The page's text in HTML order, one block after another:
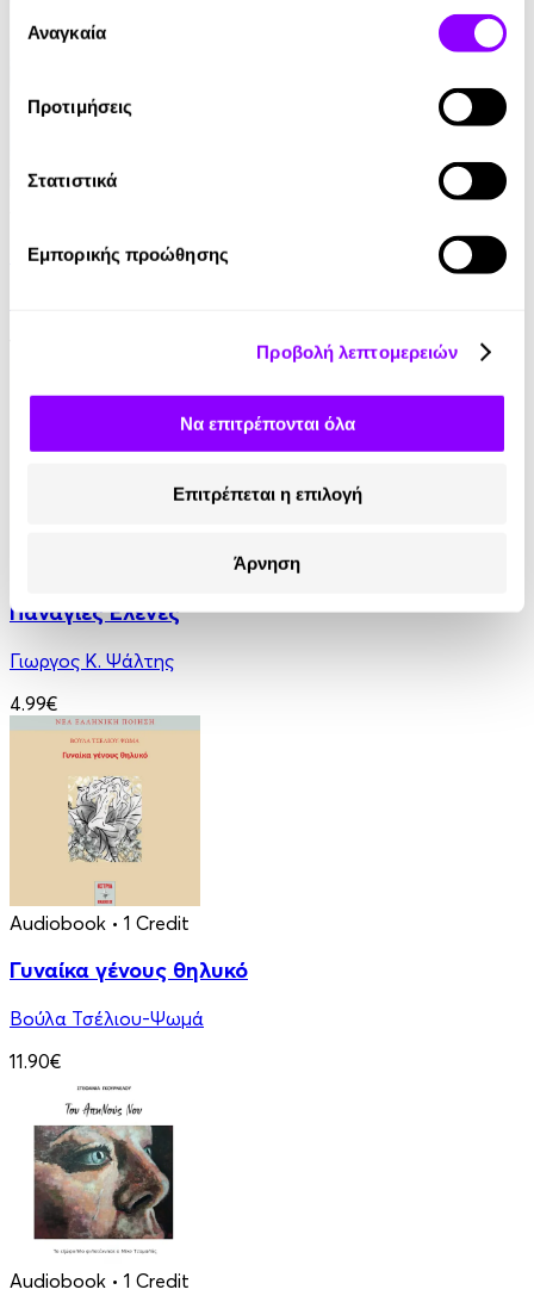
των υπηρεσιών τους.
συγκατάθεσης
Αναγκαία
Προτιμήσεις
Στατιστικά
Εμπορικής προώθησης
Προβολή λεπτομερειών
Να επιτρέπονται όλα
Επιτρέπεται η επιλογή
Άρνηση
Πίσω από Τζάμια Θολά
Παναγιές Ελένες
Γιωργος Κ. Ψάλτης
4.99€
Audiobook • 1 Credit
Γυναίκα γένους θηλυκό
Βούλα Τσέλιου-Ψωμά
11.90€
Audiobook • 1 Credit